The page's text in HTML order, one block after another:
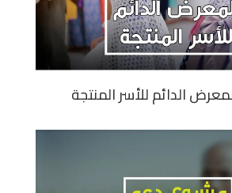
الدائم للأسر المنتجة